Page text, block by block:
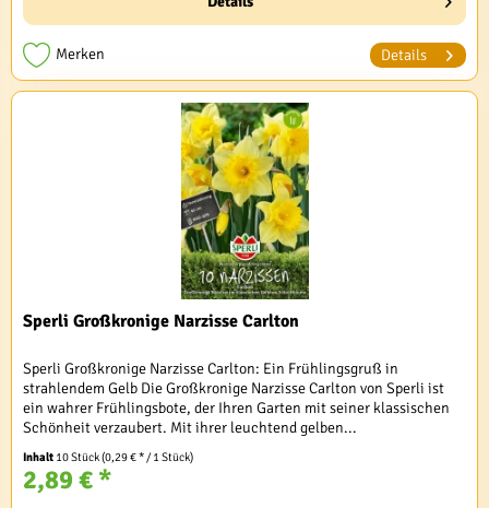
Merken Details
Sperli Großkronige Narzisse Carlton
Sperli Großkronige Narzisse Carlton: Ein Frühlingsgruß in
strahlendem Gelb Die Großkronige Narzisse Carlton von Sperli ist
ein wahrer Frühlingsbote, der Ihren Garten mit seiner klassischen
Schönheit verzaubert. Mit ihrer leuchtend gelben...
Inhalt 10 Stück(0,29 € * / 1 Stück)
2,89 € *